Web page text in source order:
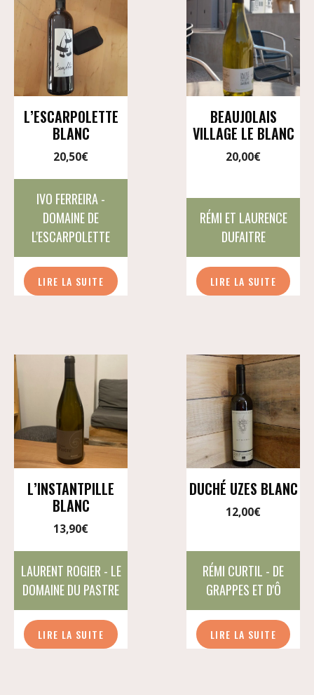
L’ESCARPOLETTE
BLANC
20,50€
IVO FERREIRA -
DOMAINE DE
L'ESCARPOLETTE
LIRE LA SUITE
BEAUJOLAIS
VILLAGE LE BLANC
20,00€
RÉMI ET LAURENCE
DUFAITRE
LIRE LA SUITE
L’INSTANTPILLE
BLANC
13,90€
LAURENT ROGIER - LE
DOMAINE DU PASTRE
LIRE LA SUITE
DUCHÉ UZES BLANC
12,00€
RÉMI CURTIL - DE
GRAPPES ET D'Ô
LIRE LA SUITE